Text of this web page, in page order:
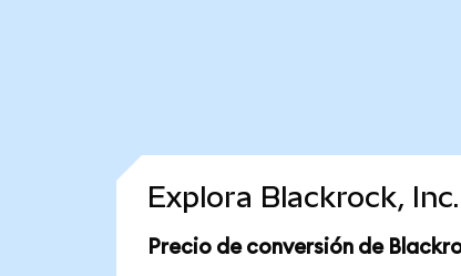
Explora Blackrock,
Precio de conversión de